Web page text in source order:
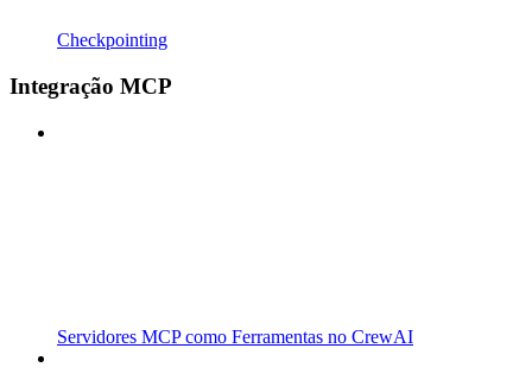
Checkpointing
Integração MCP
Servidores MCP como Ferramentas no CrewAI